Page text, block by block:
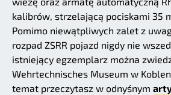
kalibrów, strzelającą pociskami 35
Pomimo niewątpliwych zalet z
rozpad ZSRR pojazd nigdy nie
istniejący egzemplarz można
Wehrtechnisches Museum w
temat przeczytasz w odnyśnym